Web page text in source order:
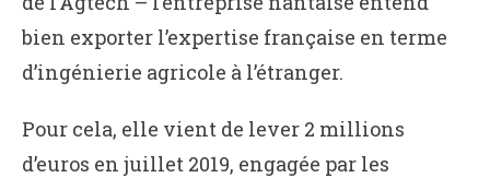
bien exporter l’expertise française en terme
d’ingénierie agricole à l’étranger.
Pour cela, elle vient de lever 2 millions
d’euros en juillet 2019, engagée par les